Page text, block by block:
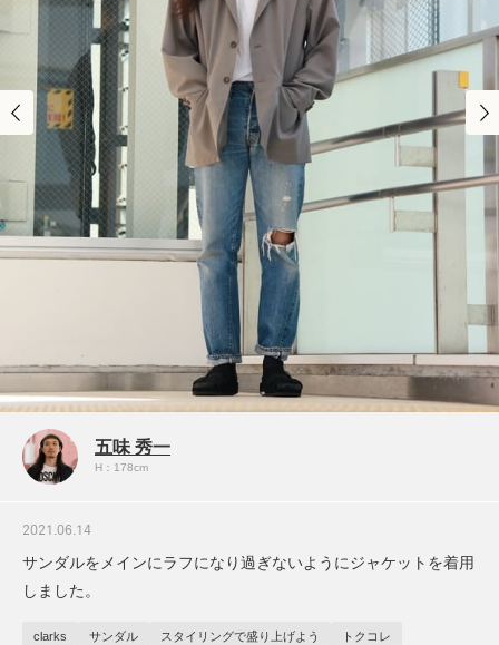
五味 秀一
H：178cm
2021.06.14
サンダルをメインにラフになり過ぎないようにジャケットを着用
しました。
clarks サンダル スタイリングで盛り上げよう トクコレ